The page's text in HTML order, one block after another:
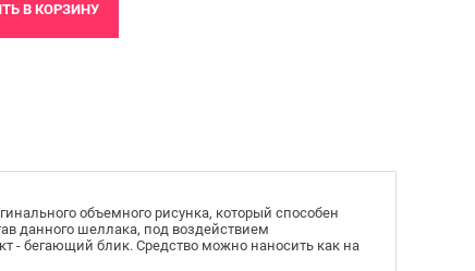
В КОРЗИНУ
объемного рисунка, который способен
данного шеллака, под воздействием
- бегающий блик. Средство можно наносить как на